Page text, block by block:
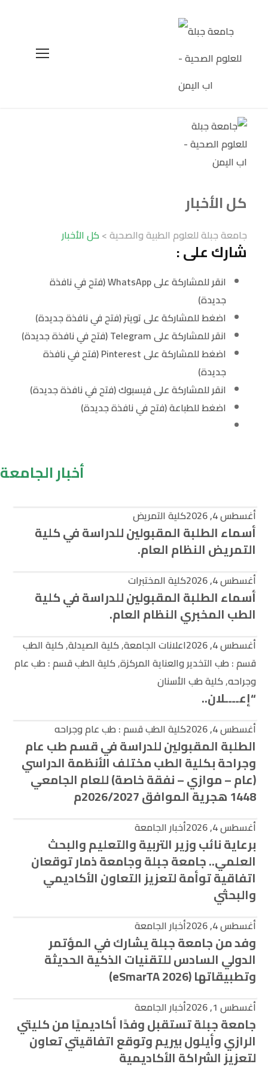
كل الأخبار
جامعة جبلة للعلوم الطبية والصحية>كل الأخبار
شارك على :
انقر للمشاركة على WhatsApp (فتح في نافذة
جديدة)
اضغط للمشاركة على تويتر (فتح في نافذة جديدة)
انقر للمشاركة على Telegram (فتح في نافذة جديدة)
اضغط للمشاركة على Pinterest (فتح في نافذة
جديدة)
انقر للمشاركة على فيسبوك (فتح في نافذة جديدة)
اضغط للطباعة (فتح في نافذة جديدة)
أخبار الجامعة
أغسطس 4, 2026 كلية التمريض
أسماء الطلبة المقبولين للدراسة في كلية
التمريض النظام العام.
أغسطس 4, 2026 كلية المختبرات
أسماء الطلبة المقبولين للدراسة في كلية
الطب المخبري النظام العام.
أغسطس 4, 2026 اعلانات الجامعة,كلية الصيدلة,كلية الطب
قسم : طب التخدير والعناية المركزة,كلية الطب قسم : طب عام
وجراحه,كلية طب الأسنان
“إعــــلان..
أغسطس 4, 2026 كلية الطب قسم : طب عام وجراحه
الطلبة المقبولين للدراسة في قسم طب عام
وجراحة بكلية الطب مختلف الأنظمة الدراسي
(عام – موازي – نفقة خاصة) للعام الجامعي
1448 هجرية الموافق 2026/2027م
أغسطس 4, 2026 أخبار الجامعة
برعاية نائب وزير التربية والتعليم والبحث
العلمي.. جامعة جبلة وجامعة ذمار توقعان
اتفاقية توأمة لتعزيز التعاون الأكاديمي
والبحثي
أغسطس 4, 2026 أخبار الجامعة
وفد من جامعة جبلة يشارك في المؤتمر
الدولي السادس للتقنيات الذكية الحديثة
وتطبيقاتها (eSmarTA 2026)
أغسطس 1, 2026 أخبار الجامعة
جامعة جبلة تستقبل وفدًا أكاديميًا من كليتي
الرازي وأيلول بيريم وتوقع اتفاقيتي تعاون
لتعزيز الشراكة الأكاديمية